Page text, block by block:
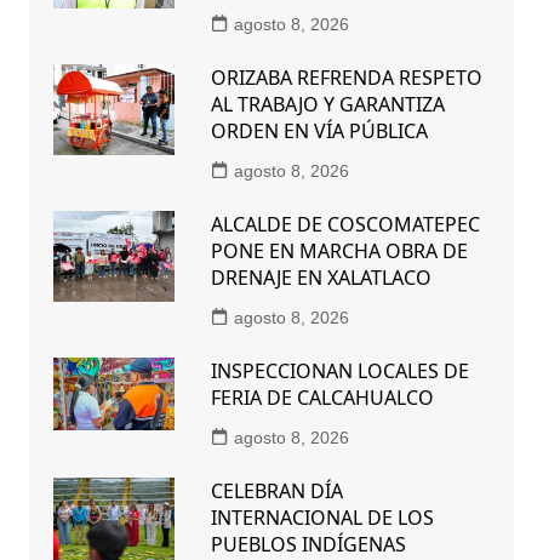
agosto 8, 2026
ORIZABA REFRENDA RESPETO
AL TRABAJO Y GARANTIZA
ORDEN EN VÍA PÚBLICA
agosto 8, 2026
ALCALDE DE COSCOMATEPEC
PONE EN MARCHA OBRA DE
DRENAJE EN XALATLACO
agosto 8, 2026
INSPECCIONAN LOCALES DE
FERIA DE CALCAHUALCO
agosto 8, 2026
CELEBRAN DÍA
INTERNACIONAL DE LOS
PUEBLOS INDÍGENAS